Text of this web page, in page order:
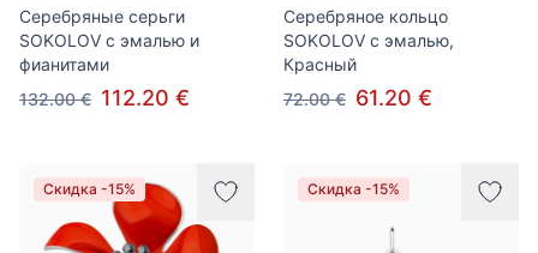
Серебряные серьги
SOKOLOV c эмалью и
фианитами
132.00 € 112.20 €
Серебряное кольцо
SOKOLOV с эмалью,
Красный
72.00 € 61.20 €
Скидка -15% Скидка -15%